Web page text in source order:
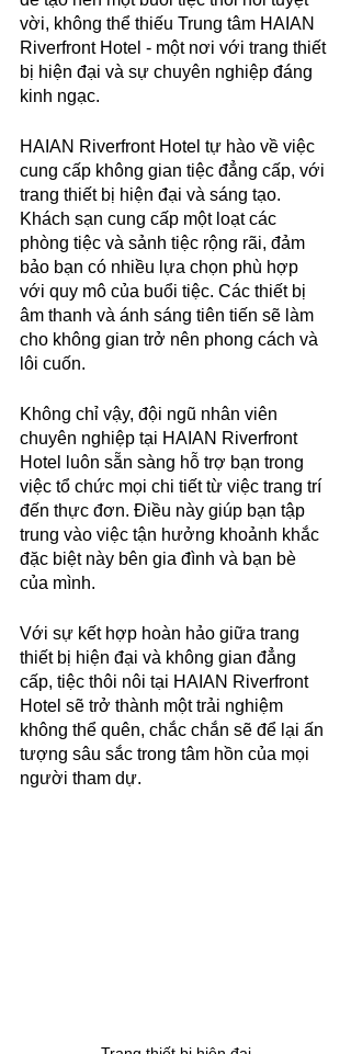
vời, không thể thiếu Trung tâm HAIAN
Riverfront Hotel - một nơi với trang thiết
bị hiện đại và sự chuyên nghiệp đáng
kinh ngạc.
HAIAN Riverfront Hotel tự hào về việc
cung cấp không gian tiệc đẳng cấp, với
trang thiết bị hiện đại và sáng tạo.
Khách sạn cung cấp một loạt các
phòng tiệc và sảnh tiệc rộng rãi, đảm
bảo bạn có nhiều lựa chọn phù hợp
với quy mô của buổi tiệc. Các thiết bị
âm thanh và ánh sáng tiên tiến sẽ làm
cho không gian trở nên phong cách và
lôi cuốn.
Không chỉ vậy, đội ngũ nhân viên
chuyên nghiệp tại HAIAN Riverfront
Hotel luôn sẵn sàng hỗ trợ bạn trong
việc tổ chức mọi chi tiết từ việc trang trí
đến thực đơn. Điều này giúp bạn tập
trung vào việc tận hưởng khoảnh khắc
đặc biệt này bên gia đình và bạn bè
của mình.
Với sự kết hợp hoàn hảo giữa trang
thiết bị hiện đại và không gian đẳng
cấp, tiệc thôi nôi tại HAIAN Riverfront
Hotel sẽ trở thành một trải nghiệm
không thể quên, chắc chắn sẽ để lại ấn
tượng sâu sắc trong tâm hồn của mọi
người tham dự.